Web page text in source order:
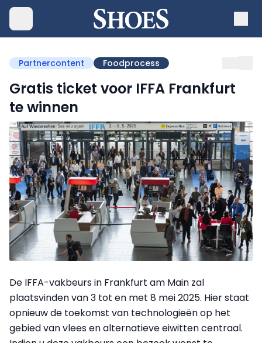
Partnercontent Foodprocess
Gratis ticket voor IFFA Frankfurt
te winnen
De IFFA-vakbeurs in Frankfurt am Main zal
plaatsvinden van 3 tot en met 8 mei 2025. Hier staat
opnieuw de toekomst van technologieën op het
gebied van vlees en alternatieve eiwitten centraal.